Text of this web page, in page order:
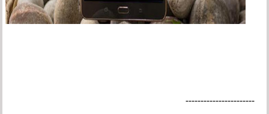
-----------------------